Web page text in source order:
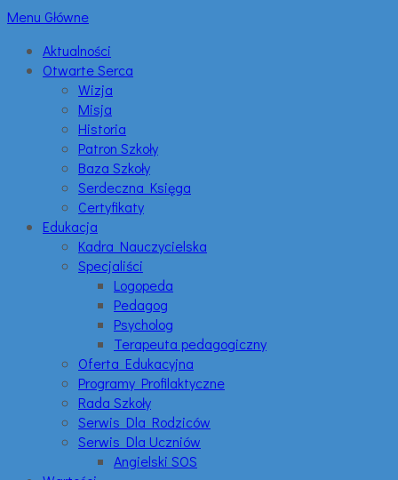
Menu Główne
Aktualności
Otwarte Serca
Wizja
Misja
Historia
Patron Szkoły
Baza Szkoły
Serdeczna Księga
Certyfikaty
Edukacja
Kadra Nauczycielska
Specjaliści
Logopeda
Pedagog
Psycholog
Terapeuta pedagogiczny
Oferta Edukacyjna
Programy Profilaktyczne
Rada Szkoły
Serwis Dla Rodziców
Serwis Dla Uczniów
Angielski SOS